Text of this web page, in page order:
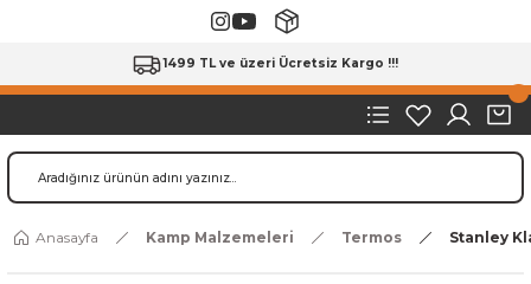
1499 TL ve üzeri Ücretsiz Kargo !!!
Anasayfa Kamp Malzemeleri Termos Stanley